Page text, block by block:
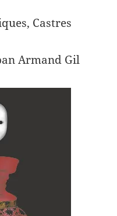
Castres
Armand Gil